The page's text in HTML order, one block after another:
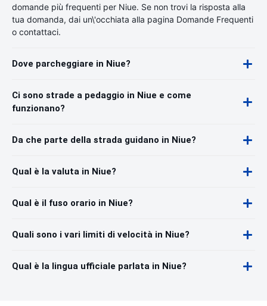
domande più frequenti per Niue. Se non trovi la risposta alla
tua domanda, dai un\'occhiata alla pagina Domande Frequenti
o contattaci.
Dove parcheggiare in Niue?
Ci sono strade a pedaggio in Niue e come
funzionano?
Da che parte della strada guidano in Niue?
Qual è la valuta in Niue?
Qual è il fuso orario in Niue?
Quali sono i vari limiti di velocità in Niue?
Qual è la lingua ufficiale parlata in Niue?